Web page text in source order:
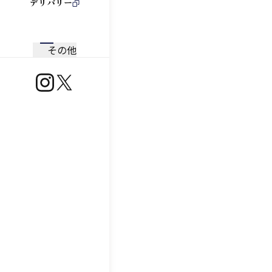
デリバリー
その他
https://www.instagram.com/ootoya.jp/
https://x.com/ootoya_gohan